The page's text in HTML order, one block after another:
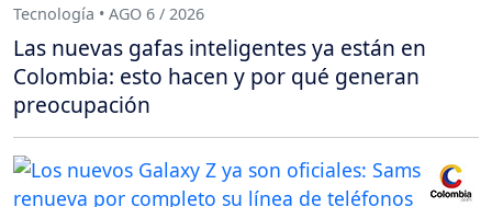
Tecnología • AGO 6 / 2026
Las nuevas gafas inteligentes ya están en
Colombia: esto hacen y por qué generan
preocupación